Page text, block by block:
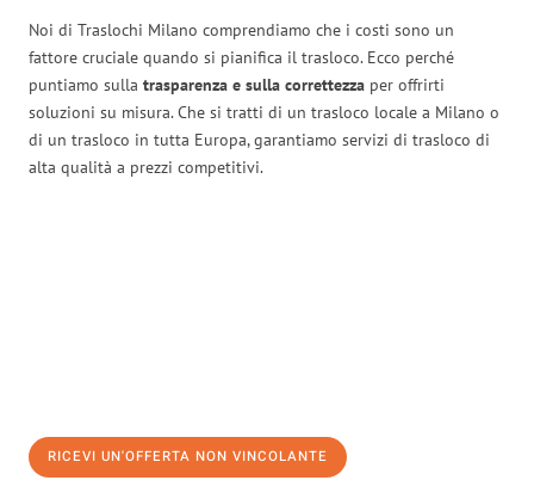
Noi di Traslochi Milano comprendiamo che i costi sono un
fattore cruciale quando si pianifica il trasloco. Ecco perché
puntiamo sulla trasparenza e sulla correttezza per offrirti
soluzioni su misura. Che si tratti di un trasloco locale a Milano o
di un trasloco in tutta Europa, garantiamo servizi di trasloco di
alta qualità a prezzi competitivi.
RICEVI UN'OFFERTA NON VINCOLANTE